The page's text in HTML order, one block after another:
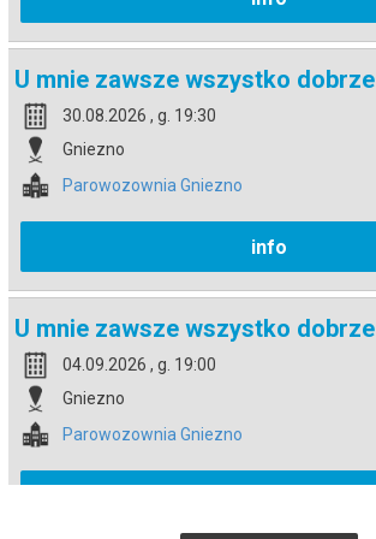
U mnie zawsze wszystko dobrze
30.08.2026 , g. 19:30
Gniezno
Parowozownia Gniezno
info
U mnie zawsze wszystko dobrze
04.09.2026 , g. 19:00
Gniezno
Parowozownia Gniezno